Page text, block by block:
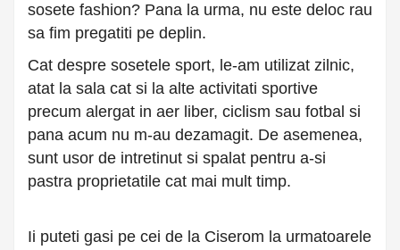
sosete fashion? Pana la urma, nu este deloc rau
sa fim pregatiti pe deplin.
Cat despre sosetele sport, le-am utilizat zilnic,
atat la sala cat si la alte activitati sportive
precum alergat in aer liber, ciclism sau fotbal si
pana acum nu m-au dezamagit. De asemenea,
sunt usor de intretinut si spalat pentru a-si
pastra proprietatile cat mai mult timp.
Ii puteti gasi pe cei de la Ciserom la urmatoarele